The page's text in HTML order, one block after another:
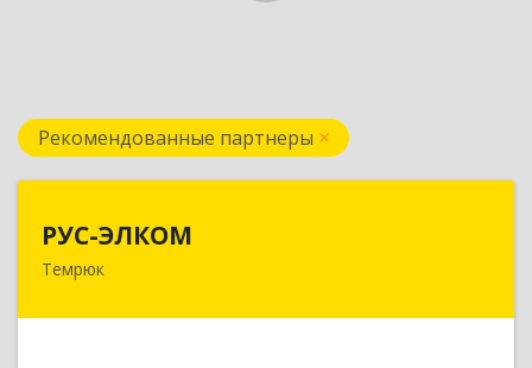
Рекомендованные партнеры
РУС-ЭЛКОМ
Темрюк
353500, Краснодарский край, Темрюкский р-н,